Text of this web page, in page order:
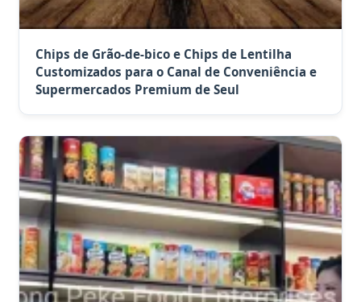
Chips de Grão-de-bico e Chips de Lentilha
Customizados para o Canal de Conveniência e
Supermercados Premium de Seul